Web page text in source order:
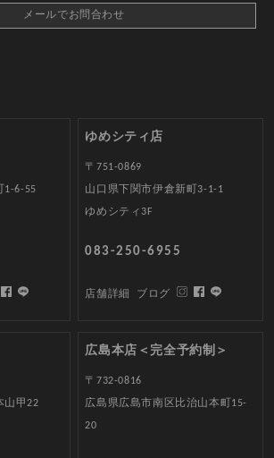
メールでお問合わせ
1-6-55
ゆめシティ店
〒751-0869
山口県下関市伊倉新町3-1-1
ゆめシティ3F
083-250-6955
店舗詳細 ブログ
山甲22
広島本店＜完全予約制＞
〒732-0816
広島県広島市南区比治山本町15-
20